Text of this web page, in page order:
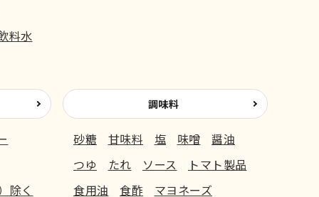
料水
除く
調味料
砂糖 甘味料 塩 味噌
醤油
つゆ
たれ ソース
トマト製品
食用油
食酢
マヨネーズ